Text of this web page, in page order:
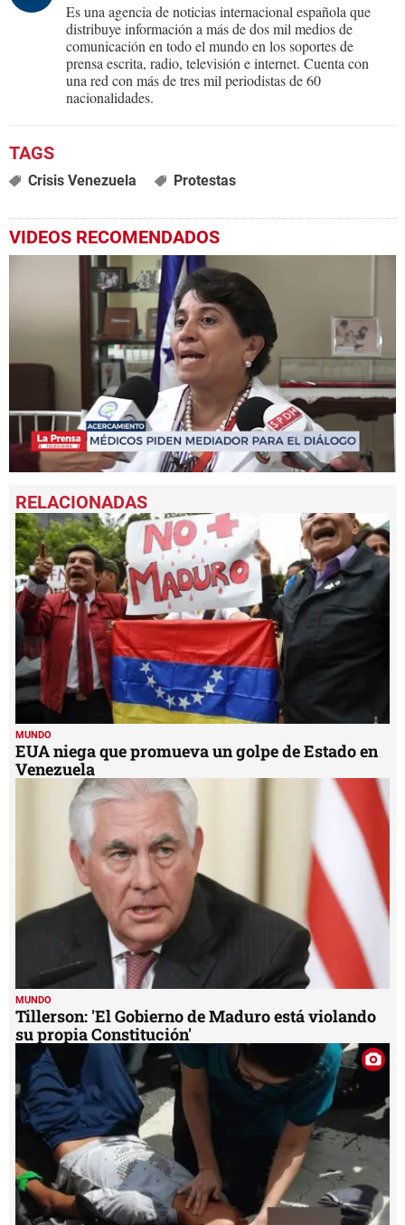
Es una agencia de noticias internacional española que
distribuye información a más de dos mil medios de
comunicación en todo el mundo en los soportes de
prensa escrita, radio, televisión e internet. Cuenta con
una red con más de tres mil periodistas de 60
nacionalidades.
Crisis Venezuela Protestas
VIDEOS RECOMENDADOS
seconds
of
1
minute,
48
seconds
MUNDO
EUA niega que promueva un golpe de Estado en
Venezuela
MUNDO
Tillerson: 'El Gobierno de Maduro está violando
su propia Constitución'